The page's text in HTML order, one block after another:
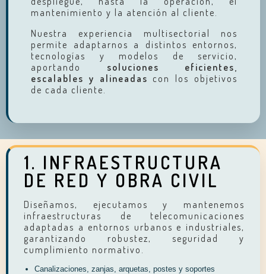
mantenimiento y la atención al cliente.
Nuestra experiencia multisectorial nos
permite adaptarnos a distintos entornos,
tecnologías y modelos de servicio,
aportando soluciones eficientes,
escalables y alineadas con los objetivos
de cada cliente.
1. INFRAESTRUCTURA
DE RED Y OBRA CIVIL
Diseñamos, ejecutamos y mantenemos
infraestructuras de telecomunicaciones
adaptadas a entornos urbanos e industriales,
garantizando robustez, seguridad y
cumplimiento normativo.
Canalizaciones, zanjas, arquetas, postes y soportes